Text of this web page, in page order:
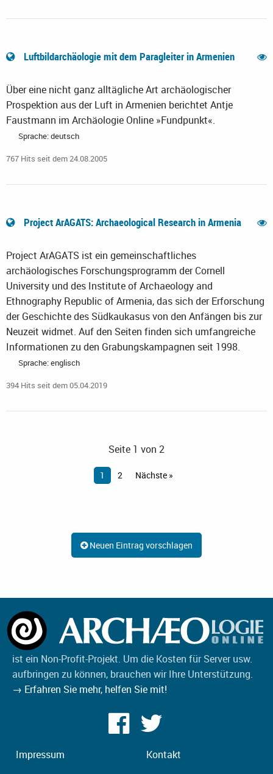
Luftbildarchäologie mit dem Paragleiter in Armenien
Über eine nicht ganz alltägliche Art archäologischer
Prospektion aus der Luft in Armenien berichtet Antje
Faustmann im Archäologie Online »Fundpunkt«.
Sprache: deutsch
767 Hits seit dem 24.08.2005
Project ArAGATS: Archaeological Research in Armenia
Project ArAGATS ist ein gemeinschaftliches
archäologisches Forschungsprogramm der Cornell
University und des Institute of Archaeology and
Ethnography Republic of Armenia, das sich der Erforschung
der Geschichte des Südkaukasus von den Anfängen bis zur
Neuzeit widmet. Auf den Seiten finden sich umfangreiche
Informationen zu den Grabungskampagnen seit 1998.
Sprache: englisch
394 Hits seit dem 05.04.2019
Seite 1 von 2
1 2 Nächste »
Neuen Eintrag vorschlagen
ist ein Non-Profit-Projekt. Um die Kosten für Server usw.
aufbringen zu können, brauchen wir Ihre Unterstützung.
→ Erfahren Sie mehr, helfen Sie mit!
Impressum Kontakt